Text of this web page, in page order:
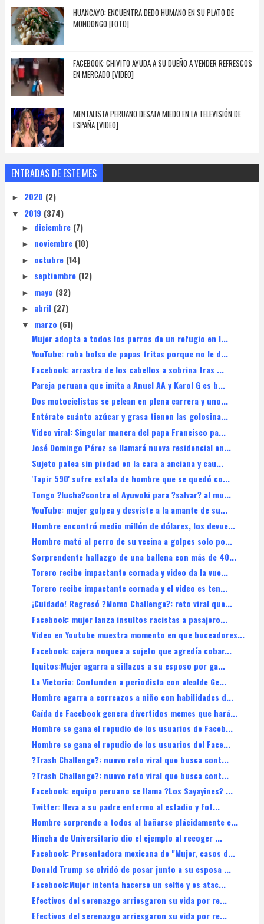
HUANCAYO: ENCUENTRA DEDO HUMANO EN SU PLATO DE
MONDONGO [FOTO]
FACEBOOK: CHIVITO AYUDA A SU DUEÑO A VENDER REFRESCOS
EN MERCADO [VIDEO]
MENTALISTA PERUANO DESATA MIEDO EN LA TELEVISIÓN DE
ESPAÑA [VIDEO]
ENTRADAS DE ESTE MES
► 2020 (2)
▼ 2019 (374)
► diciembre (7)
► noviembre (10)
► octubre (14)
► septiembre (12)
► mayo (32)
► abril (27)
▼ marzo (61)
Mujer adopta a todos los perros de un refugio en I...
YouTube: roba bolsa de papas fritas porque no le d...
Facebook: arrastra de los cabellos a sobrina tras ...
Pareja peruana que imita a Anuel AA y Karol G es b...
Dos motociclistas se pelean en plena carrera y uno...
Entérate cuánto azúcar y grasa tienen las golosina...
Video viral: Singular manera del papa Francisco pa...
José Domingo Pérez se llamará nueva residencial en...
Sujeto patea sin piedad en la cara a anciana y cau...
'Tapir 590' sufre estafa de hombre que se quedó co...
Tongo ?lucha?contra el Ayuwoki para ?salvar? al mu...
YouTube: mujer golpea y desviste a la amante de su...
Hombre encontró medio millón de dólares, los devue...
Hombre mató al perro de su vecina a golpes solo po...
Sorprendente hallazgo de una ballena con más de 40...
Torero recibe impactante cornada y video da la vue...
Torero recibe impactante cornada y el video es ten...
¡Cuidado! Regresó ?Momo Challenge?: reto viral que...
Facebook: mujer lanza insultos racistas a pasajero...
Video en Youtube muestra momento en que buceadores...
Facebook: cajera noquea a sujeto que agredía cobar...
Iquitos:Mujer agarra a sillazos a su esposo por ga...
La Victoria: Confunden a periodista con alcalde Ge...
Hombre agarra a correazos a niño con habilidades d...
Caída de Facebook genera divertidos memes que hará...
Hombre se gana el repudio de los usuarios de Faceb...
Hombre se gana el repudio de los usuarios del Face...
?Trash Challenge?: nuevo reto viral que busca cont...
?Trash Challenge?: nuevo reto viral que busca cont...
Facebook: equipo peruano se llama ?Los Sayayines? ...
Twitter: lleva a su padre enfermo al estadio y fot...
Hombre sorprende a todos al bañarse plácidamente e...
Hincha de Universitario dio el ejemplo al recoger ...
Facebook: Presentadora mexicana de "Mujer, casos d...
Donald Trump se olvidó de posar junto a su esposa ...
Facebook:Mujer intenta hacerse un selfie y es atac...
Efectivos del serenazgo arriesgaron su vida por re...
Efectivos del serenazgo arriesgaron su vida por re...